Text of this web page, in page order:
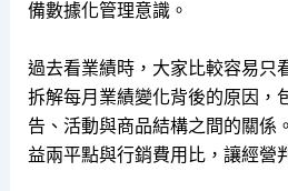
備數據化管理意識。
過去看業績時，大家比較容易只
拆解每月業績變化背後的原因，
告、活動與商品結構之間的關係
益兩平點與行銷費用比，讓經營